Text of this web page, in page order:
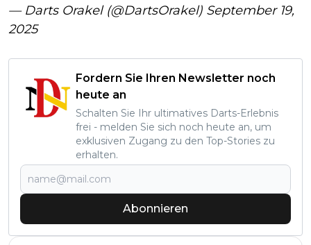
— Darts Orakel (@DartsOrakel) September 19,
2025
Fordern Sie Ihren Newsletter noch
heute an
Schalten Sie Ihr ultimatives Darts-Erlebnis
frei - melden Sie sich noch heute an, um
exklusiven Zugang zu den Top-Stories zu
erhalten.
Abonnieren